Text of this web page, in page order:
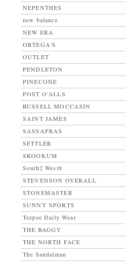
NEPENTHES
new balance
NEW ERA
ORTEGA'S
OUTLET
PENDLETON
PINECONE
POST O’ALLS
RUSSELL MOCCASIN
SAINT JAMES
SASSAFRAS
SETTLER
SKOOKUM
South2 West8
STEVENSON OVERALL
STONEMASTER
SUNNY SPORTS
Teepee Daily Wear
THE BAGGY
THE NORTH FACE
The Sandalman